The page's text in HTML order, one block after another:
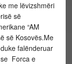
me lëvizshmëri
së
“AM
së Kosovës.Me
falënderuar
Forca e